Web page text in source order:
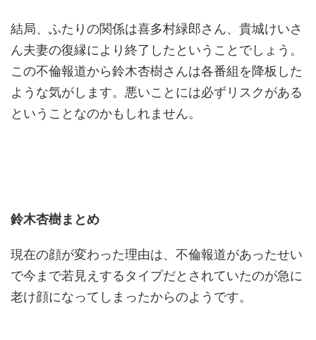
結局、ふたりの関係は喜多村緑郎さん、貴城けいさ
ん夫妻の復縁により終了したということでしょう。
この不倫報道から鈴木杏樹さんは各番組を降板した
ような気がします。悪いことには必ずリスクがある
ということなのかもしれません。
鈴木杏樹まとめ
現在の顔が変わった理由は、不倫報道があったせい
で今まで若見えするタイプだとされていたのが急に
老け顔になってしまったからのようです。